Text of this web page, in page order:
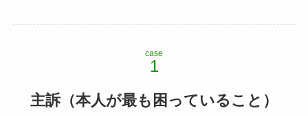
case
主訴（本人が最も困っていること）